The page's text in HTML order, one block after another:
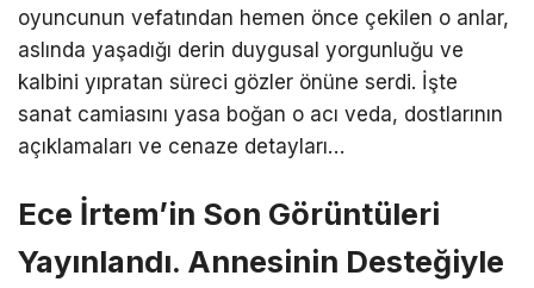
oyuncunun vefatından hemen önce çekilen o anlar,
aslında yaşadığı derin duygusal yorgunluğu ve
kalbini yıpratan süreci gözler önüne serdi. İşte
sanat camiasını yasa boğan o acı veda, dostlarının
açıklamaları ve cenaze detayları…
Ece İrtem’in Son Görüntüleri
Yayınlandı. Annesinin Desteğiyle